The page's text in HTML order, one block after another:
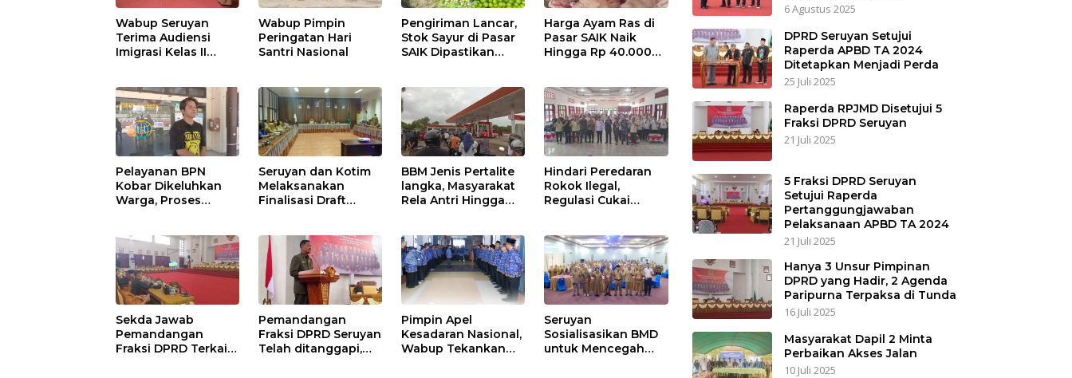
Wabup Seruyan
Terima Audiensi
Imigrasi Kelas II
Wabup Pimpin
Peringatan Hari
Santri Nasional
Pengiriman Lancar,
Stok Sayur di Pasar
SAIK Dipastikan
Harga Ayam Ras di
Pasar SAIK Naik
Hingga Rp 40.000
Pelayanan BPN
Kobar Dikeluhkan
Warga, Proses
Kunjung Selesai
Seruyan dan Kotim
Melaksanakan
Finalisasi Draft
BBM Jenis Pertalite
langka, Masyarakat
Rela Antri Hingga
Hindari Peredaran
Rokok Ilegal,
Regulasi Cukai
Sekda Jawab
Pemandangan
Fraksi DPRD Terkait
Pemandangan
Fraksi DPRD Seruyan
Telah ditanggapi,
Pimpin Apel
Kesadaran Nasional,
Wabup Tekankan
Seruyan
Sosialisasikan BMD
untuk Mencegah
6 Agustus 2025
DPRD Seruyan Setujui
Raperda APBD TA 2024
Ditetapkan Menjadi Perda
25 Juli 2025
Raperda RPJMD Disetujui 5
Fraksi DPRD Seruyan
21 Juli 2025
5 Fraksi DPRD Seruyan
Setujui Raperda
Pertanggungjawaban
Pelaksanaan APBD TA 2024
21 Juli 2025
Hanya 3 Unsur Pimpinan
DPRD yang Hadir, 2 Agenda
Paripurna Terpaksa di Tunda
16 Juli 2025
Masyarakat Dapil 2 Minta
Perbaikan Akses Jalan
10 Juli 2025